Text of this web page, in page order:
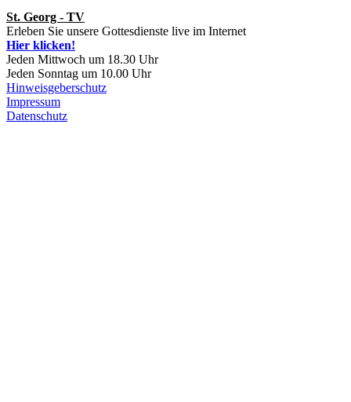
St. Georg - TV
Erleben Sie unsere Gottesdienste live im Internet
Hier klicken!
Jeden Mittwoch um 18.30 Uhr
Jeden Sonntag um 10.00 Uhr
Hinweisgeberschutz
Impressum
Datenschutz